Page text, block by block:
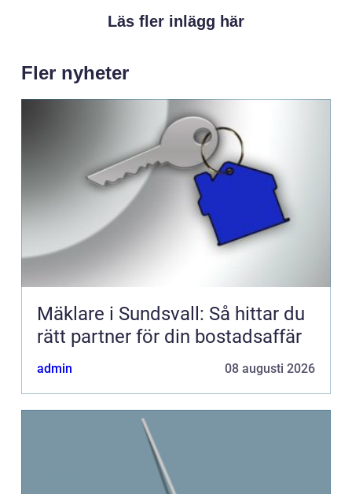
Läs fler inlägg här
Fler nyheter
Mäklare i Sundsvall: Så hittar du
rätt partner för din bostadsaffär
admin 08 augusti 2026